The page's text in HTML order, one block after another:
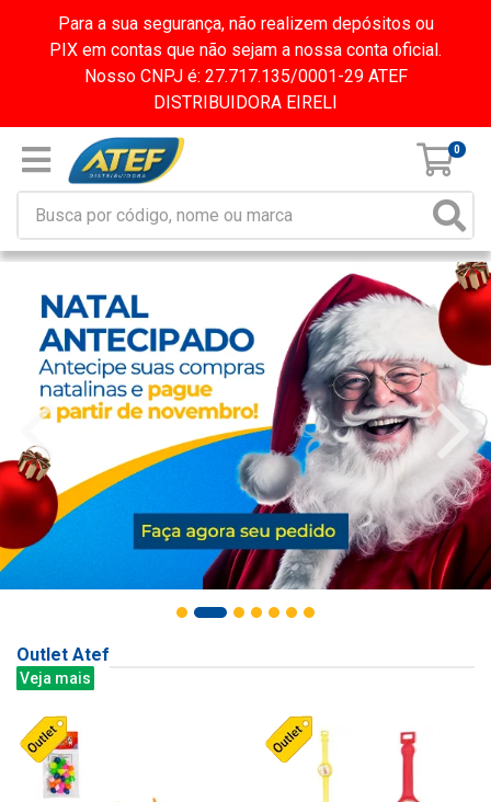
Para a sua segurança, não realizem depósitos ou
PIX em contas que não sejam a nossa conta oficial.
Nosso CNPJ é: 27.717.135/0001-29 ATEF
DISTRIBUIDORA EIRELI
0
Outlet Atef
Veja mais